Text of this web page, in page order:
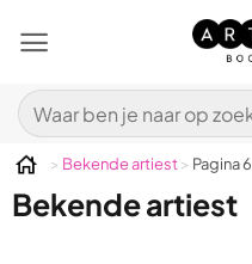
naar
Zoeken
naar:
> Bekende artiest> Pagina 6
Bekende artiest